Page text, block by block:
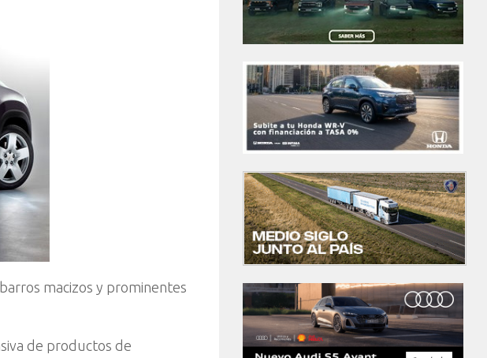
macizos y prominentes
de productos de